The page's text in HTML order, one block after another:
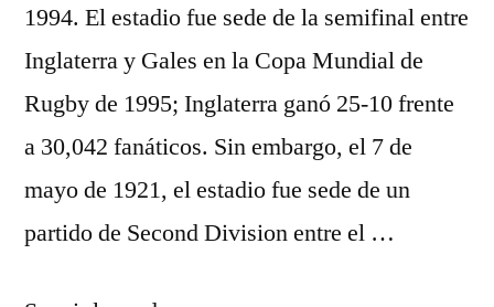
1994. El estadio fue sede de la semifinal entre
Inglaterra y Gales en la Copa Mundial de
Rugby de 1995; Inglaterra ganó 25-10 frente
a 30,042 fanáticos. Sin embargo, el 7 de
mayo de 1921, el estadio fue sede de un
partido de Second Division entre el …